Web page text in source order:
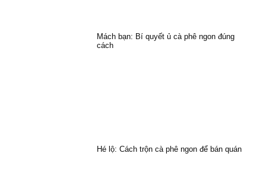
Mách bạn: Bí quyết ủ cà phê ngon đúng
cách
Hé lộ: Cách trộn cà phê ngon để bán quán